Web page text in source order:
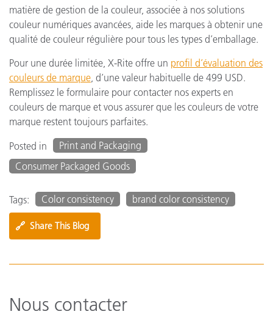
matière de gestion de la couleur, associée à nos solutions
couleur numériques avancées, aide les marques à obtenir une
qualité de couleur régulière pour tous les types d’emballage.
Pour une durée limitée, X-Rite offre un profil d’évaluation des
couleurs de marque, d’une valeur habituelle de 499 USD.
Remplissez le formulaire pour contacter nos experts en
couleurs de marque et vous assurer que les couleurs de votre
marque restent toujours parfaites.
Posted in
Print and Packaging
Consumer Packaged Goods
Tags: Color consistency brand color consistency
🔗 Share This Blog
Nous contacter